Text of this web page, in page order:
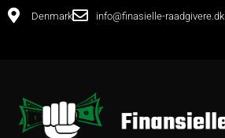
Denmark info@finasielle-raadgivere.dk